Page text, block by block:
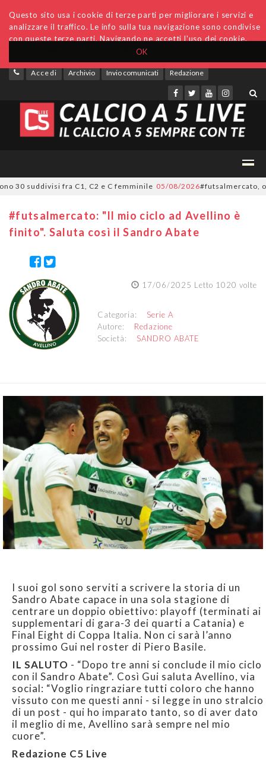
OK
Questo sito usa i cookie di terze parti per migliorare i servizi e
analizzare il traffico. Le info sulla tua navigazione sono condivise
con queste terze parti. Navigando ne accetti l'uso dei cookie.
Accedi Archivio Invio comunicati Redazione
suddivisi fra C1, C2 e C femminile 05/08/2026#futsalmercato, ora è
#futsalmercato: "Il mio ciclo ad Avellino è
finito". Saluta così il Sandro Abate
17/06/2025 Letto 1020 volte
Categoria: Serie A
Autore: Redazione
Società: SANDRO ABATE
I suoi gol sono serviti a scrivere la storia di un
Sandro Abate capace in una sola stagione di
centrare un doppio obiettivo: playoff (terminati ai
supplementari di gara-3 dei quarti a Catania) e
Final Eight di Coppa Italia. Non ci sarà l’anno
prossimo Gui nel roster di Piero Basile.
IL SALUTO - “Dopo tre anni si conclude il mio ciclo
con il Sandro Abate”. Così Gui saluta Avellino, via
social: “Voglio ringraziare tutti coloro che hanno
vissuto con me questi anni - si legge in uno stralcio
di un post - qui ho imparato tanto, so di aver dato
il meglio di me, Avellino sarà sempre nel mio
cuore”.
Redazione C5 Live